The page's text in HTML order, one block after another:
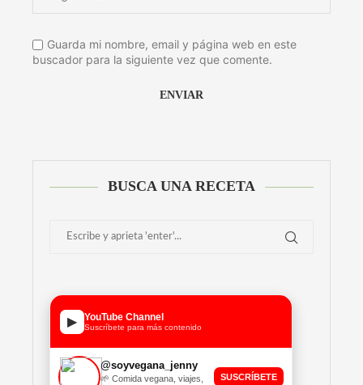
Guarda mi nombre, email y página web en este
buscador para la siguiente vez que comente.
BUSCA UNA RECETA
▶ YouTube Channel
Suscríbete para más contenido
@soyvegana_jenny
🌱 Comida vegana, viajes,
SUSCRÍBETE